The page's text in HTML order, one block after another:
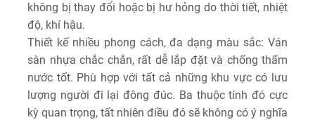
không bị thay đổi hoặc bị hư hỏng do thời tiết, nhiệt
độ, khí hậu.
Thiết kế nhiều phong cách, đa dạng màu sắc: Ván
sàn nhựa chắc chắn, rất dễ lắp đặt và chống thấm
nước tốt. Phù hợp với tất cả những khu vực có lưu
lượng người đi lại đông đúc. Ba thuộc tính đó cực
kỳ quan trọng, tất nhiên điều đó sẽ không có ý nghĩa